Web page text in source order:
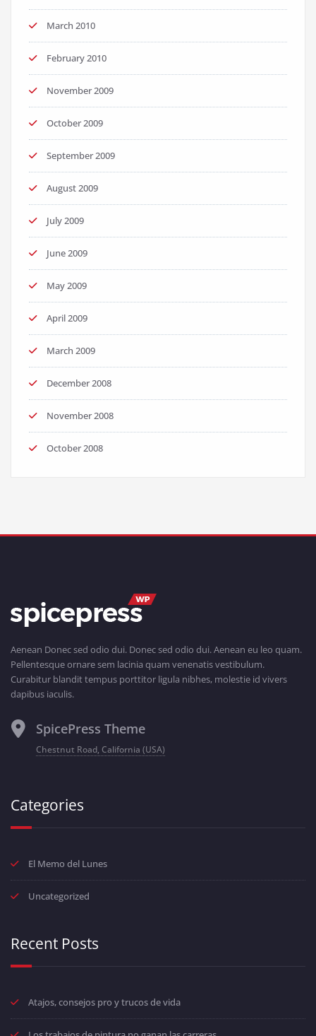
March 2010
February 2010
November 2009
October 2009
September 2009
August 2009
July 2009
June 2009
May 2009
April 2009
March 2009
December 2008
November 2008
October 2008
Aenean Donec sed odio dui. Donec sed odio dui. Aenean eu leo quam.
Pellentesque ornare sem lacinia quam venenatis vestibulum.
Curabitur blandit tempus porttitor ligula nibhes, molestie id vivers
dapibus iaculis.
SpicePress Theme
Chestnut Road, California (USA)
Categories
El Memo del Lunes
Uncategorized
Recent Posts
Atajos, consejos pro y trucos de vida